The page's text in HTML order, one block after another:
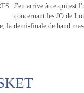
J'en arrive à ce qui est
concernant les JO de
la demi-finale de hand